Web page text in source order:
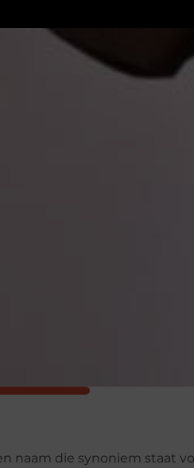
naam die synoniem staat